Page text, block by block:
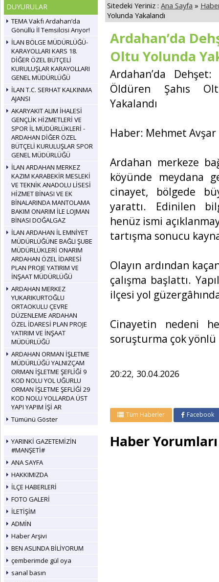
DUYURULAR
TEMA Vakfı Ardahan’da
Gönüllü İl Temsilcisi Arıyor!
İLAN BÖLGE MÜDÜRLÜĞÜ-
KARAYOLLARI KARS 18.
DİĞER ÖZEL BÜTÇELİ
KURULUŞLAR KARAYOLLARI
GENEL MÜDÜRLÜĞÜ
İLAN T.C. SERHAT KALKINMA
AJANSI
AKARYAKIT ALIM İHALESİ
GENÇLİK HİZMETLERİ VE
SPOR İL MÜDÜRLÜKLERİ -
ARDAHAN DİĞER ÖZEL
BÜTÇELİ KURULUŞLAR SPOR
GENEL MÜDÜRLÜĞÜ
İLAN ARDAHAN MERKEZ
KAZIM KARABEKİR MESLEKİ
VE TEKNİK ANADOLU LİSESİ
HİZMET BİNASI VE EK
BİNALARINDA MANTOLAMA
BAKIM ONARIM İLE LOJMAN
BİNASI DOĞALGAZ
İLAN ARDAHAN İL EMNİYET
MÜDÜRLÜĞÜNE BAĞLI ŞUBE
MÜDÜRLÜKLERİ ONARIM
ARDAHAN ÖZEL İDARESİ
PLAN PROJE YATIRIM VE
İNŞAAT MÜDÜRLÜĞÜ
ARDAHAN MERKEZ
YUKARIKURTOĞLU
ORTAOKULU ÇEVRE
DÜZENLEME ARDAHAN
ÖZEL İDARESİ PLAN PROJE
YATIRIM VE İNŞAAT
MÜDÜRLÜĞÜ
ARDAHAN ORMAN İŞLETME
MÜDÜRLÜĞÜ YALNIZÇAM
ORMAN İŞLETME ŞEFLİĞİ 9
KOD NOLU YOL UĞURLU
ORMAN İŞLETME ŞEFLİĞİ 29
KOD NOLU YOLLARDA ÜST
YAPI YAPIM İŞİ AR
Tümünü Göster
YARINKİ GAZETEMİZİN
#MANŞETİ#
ANA SAYFA
HAKKIMIZDA
İLÇE HABERLERİ
FOTO GALERİ
İLETİŞİM
ADMİN
Haber Arşivi
BEN ASLINDA BİLİYORUM
çemberimde gül oya
sanal basın
Sitedeki Yeriniz : Ana Sayfa »
Yolunda Yakalandı
Ardahan’da
Oltu Yolunda
Ardahan’da Dehşet:
Öldüren Şahıs
Yakalandı
Haber: Mehmet Avşar
Ardahan merkeze
köyünde meydana
cinayet, bölgede
yarattı. Edinilen
henüz ismi
tartışma sonucu
Olayın ardından
çalışma başlattı.
ilçesi yol
Cinayetin nedeni
soruşturma çok
20:22, 30.04.2026
Tüm Haberler Facebook
Haber Yorumları